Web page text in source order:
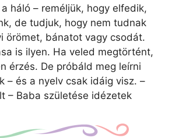
háló – reméljük, hogy elfedik,
de tudjuk, hogy nem tudnak
örömet, bánatot vagy csodát.
is ilyen. Ha veled megtörtént,
érzés. De próbáld meg leírni
– és a nyelv csak idáig visz. –
– Baba születése idézetek